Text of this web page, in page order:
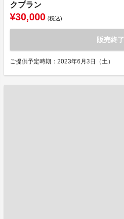
クプラン
¥30,000 (税込)
販売終了
ご提供予定時期：2023年6月3日（土）